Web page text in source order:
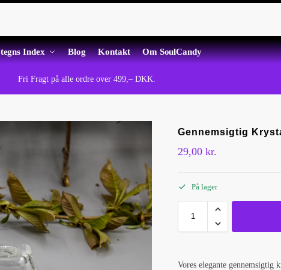
Index Blog Kontakt Om SoulCandy
Fri Fragt på alle ordre over 499,– DKK.
Gennemsigtig
29,00kr.
På lager
Vores elegante gennemsigtig